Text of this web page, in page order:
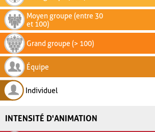
Moyen groupe (entre 30
et 100)
Grand groupe (> 100)
Équipe
Individuel
INTENSITÉ D'ANIMATION